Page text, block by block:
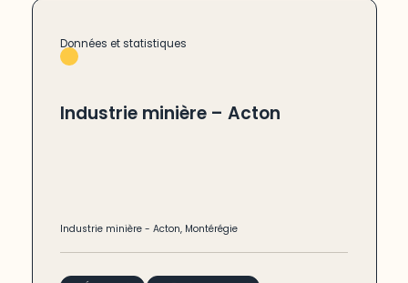
Données et statistiques
Industrie minière – Acton
Industrie minière -Acton, Montérégie